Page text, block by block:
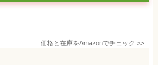
価格と在庫をAmazonでチェック >>